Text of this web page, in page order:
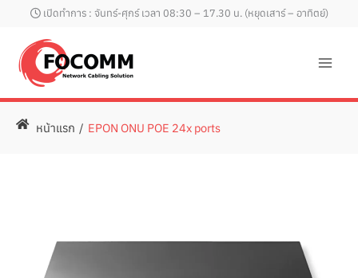
content
เปิดทำการ : จันทร์-ศุกร์ เวลา 08:30 – 17.30 น. (หยุดเสาร์ – อาทิตย์)
หน้าแรก / EPON ONU POE 24x ports